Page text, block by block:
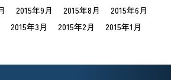
2015年9月 2015年8月
2015年6月
2015年3月 2015年2月 2015年1月